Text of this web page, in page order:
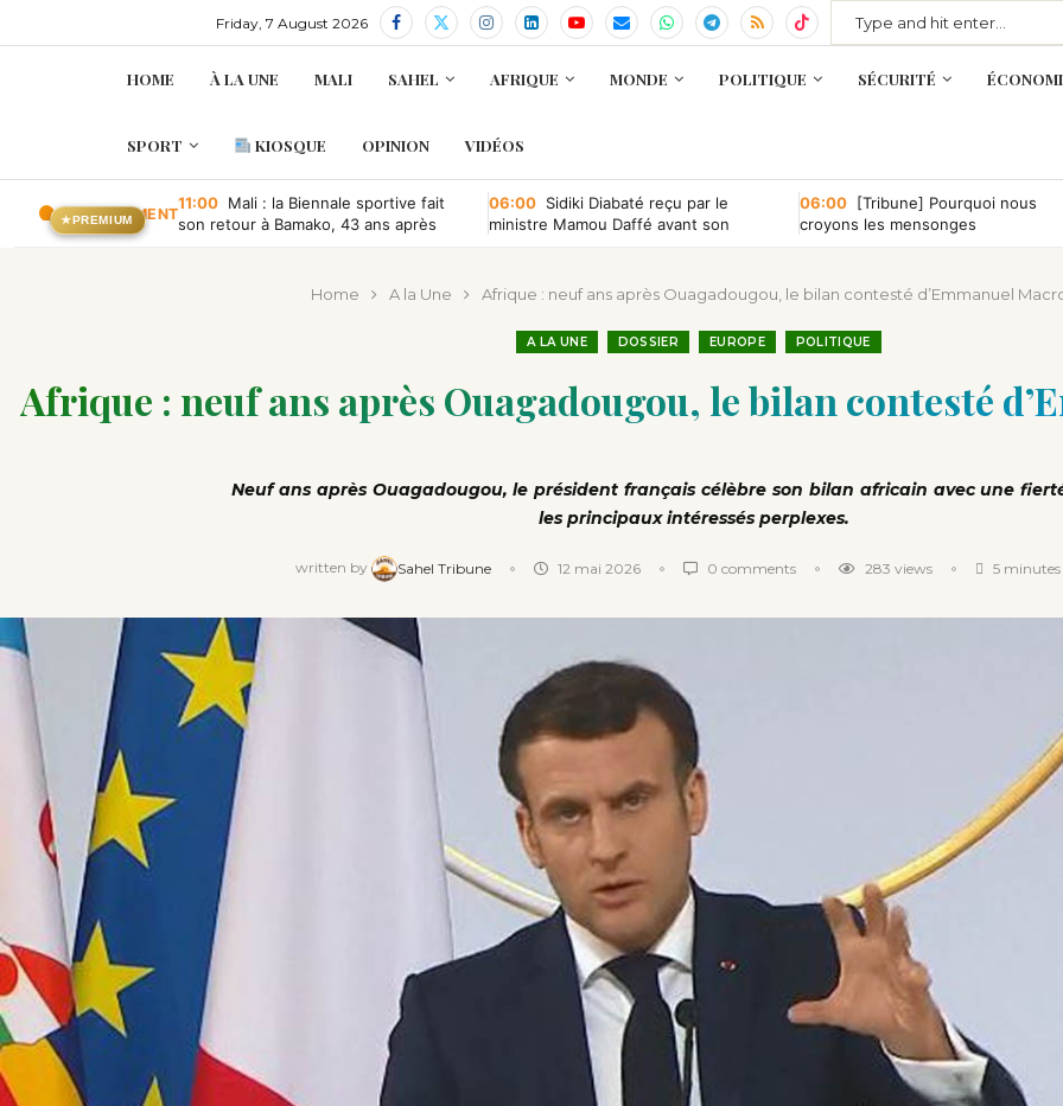
Friday, 7 August 2026
HOME À LA UNE MALI SAHEL AFRIQUE MONDE POLITIQUE SÉCURITÉ
SPORT KIOSQUE OPINION VIDÉOS
EN CE MOMENT
★PREMIUM
11:00 Mali : la Biennale sportive fait
son retour à Bamako, 43 ans après
06:00 Sidiki Diabaté reçu par le
ministre Mamou Daffé avant son
06:00 [Tribune] Pourquoi nous
croyons les mensonges
Home A la Une Afrique : neuf ans après Ouagadougou, le bilan contesté d’Emmanuel
A LA UNE DOSSIER EUROPE POLITIQUE
Afrique : neuf ans après Ouagadougou, le bilan contesté
Neuf ans après Ouagadougou, le président français célèbre son bilan africain avec une
les principaux intéressés perplexes.
written by Sahel Tribune 12 mai 2026 0 comments 283 views 5 minutes